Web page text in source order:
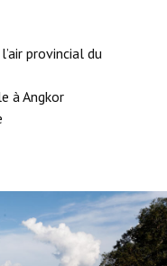
provincial du
à Angkor